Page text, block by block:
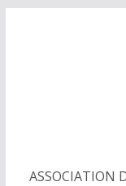
ASSOCIATION